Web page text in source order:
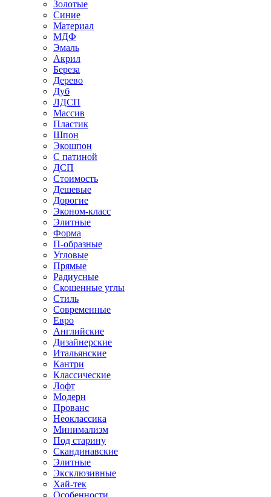
Золотые
Синие
Материал
МДФ
Эмаль
Акрил
Береза
Дерево
Дуб
ЛДСП
Массив
Пластик
Шпон
Экошпон
С патиной
ДСП
Стоимость
Дешевые
Дорогие
Эконом-класс
Элитные
Форма
П-образные
Угловые
Прямые
Радиусные
Скошенные углы
Стиль
Современные
Евро
Английские
Дизайнерские
Итальянские
Кантри
Классические
Лофт
Модерн
Прованс
Неоклассика
Минимализм
Под старину
Скандинавские
Элитные
Эксклюзивные
Хай-тек
Особенности